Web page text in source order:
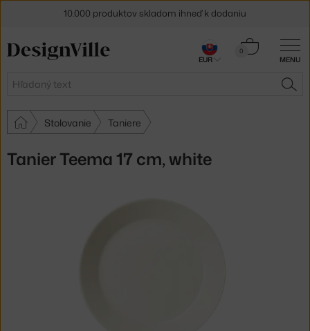
MENU
Hľadať
0
Košík
Stolovanie Taniere
Tanier Teema 17 cm, white
10.000 produktov skladom ihneď k dodaniu
30 dní na vrátenie tovaru
EUR